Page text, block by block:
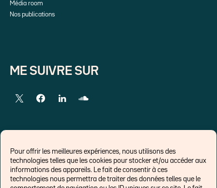
Pour offrir les meilleures expériences, nous utilisons des
technologies telles que les cookies pour stocker et/ou accéder aux
informations des appareils. Le fait de consentir à ces
technologies nous permettra de traiter des données telles que le
Média room
Nos publications
ME SUIVRE SUR
LIENS EXTERNES
Chroniques pour Forbes
Economistes